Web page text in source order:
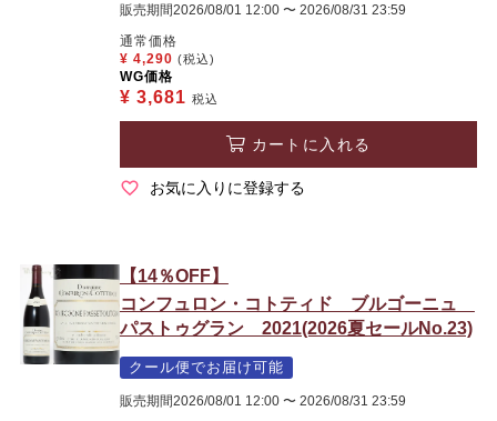
販売期間2026/08/01 12:00 〜 2026/08/31 23:59
通常価格
¥ 4,290 (税込)
WG価格
¥ 3,681 税込
カートに入れる
お気に入りに登録する
【14％OFF】
コンフュロン・コトティド ブルゴーニュ
パストゥグラン 2021(2026夏セールNo.23)
クール便でお届け可能
販売期間2026/08/01 12:00 〜 2026/08/31 23:59